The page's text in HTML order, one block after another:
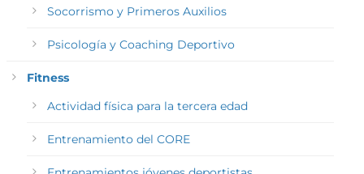
Socorrismo y Primeros Auxilios
Psicología y Coaching Deportivo
Fitness
Actividad física para la tercera edad
Entrenamiento del CORE